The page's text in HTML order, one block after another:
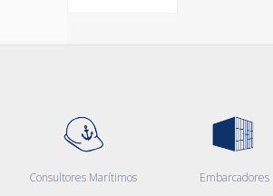
Consultores Marítimos Embarcadores